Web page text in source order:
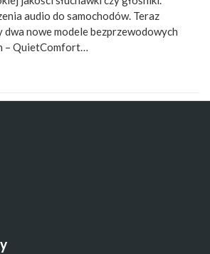
audio do samochodów. Teraz
nowe modele bezprzewodowych
– QuietComfort…